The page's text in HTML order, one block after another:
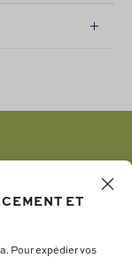
ET
Pour expédier vos